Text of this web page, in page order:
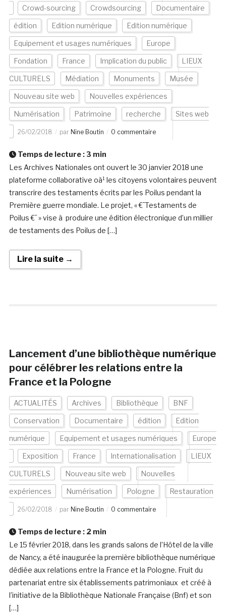
Crowd-sourcing Crowdsourcing Documentaire
édition Edition numérique Edition numérique
Equipement et usages numériques Europe
Fondation France Implication du public LIEUX
CULTURELS Médiation Monuments Musée
Nouveau site web Nouvelles expériences
Numérisation Patrimoine recherche Sites web
26/02/2018 par Nine Boutin 0 commentaire
Temps de lecture : 3 min
Les Archives Nationales ont ouvert le 30 janvier 2018 une
plateforme collaborative oà¹ les citoyens volontaires peuvent
transcrire des testaments écrits par les Poilus pendant la
Première guerre mondiale. Le projet, « €¯Testaments de
Poilus €¯ » vise à produire une édition électronique d’un millier
de testaments des Poilus de […]
Lire la suite →
Lancement d’une bibliothèque numérique
pour célébrer les relations entre la
France et la Pologne
ACTUALITÉS Archives Bibliothèque BNF
Conservation Documentaire édition Edition
numérique Equipement et usages numériques Europe
Exposition France Internationalisation LIEUX
CULTURELS Nouveau site web Nouvelles
expériences Numérisation Pologne Restauration
26/02/2018 par Nine Boutin 0 commentaire
Temps de lecture : 2 min
Le 15 février 2018, dans les grands salons de l’Hôtel de la ville
de Nancy, a été inaugurée la première bibliothèque numérique
dédiée aux relations entre la France et la Pologne. Fruit du
partenariat entre six établissements patrimoniaux et créé à
l’initiative de la Bibliothèque Nationale Française (Bnf) et son
[…]